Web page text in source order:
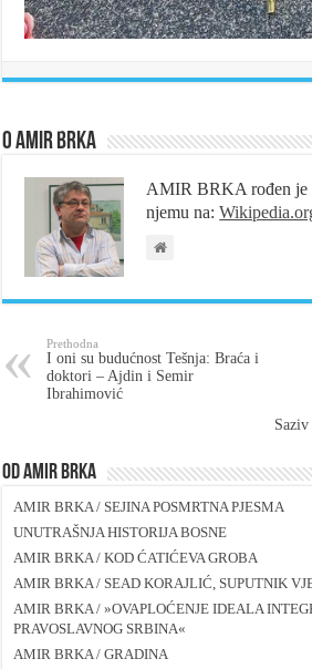
O Amir Brka
AMIR BRKA rođen je
njemu na:
Prethodna
I oni su budućnost Tešnja: Braća i
doktori – Ajdin i Semir
Ibrahimović
Od Amir Brka
AMIR BRKA / SEJINA POSMRTNA PJESMA
UNUTRAŠNJA HISTORIJA BOSNE
AMIR BRKA / KOD ĆATIĆEVA GROBA
AMIR BRKA / SEAD KORAJLIĆ, SUPUTNIK
AMIR BRKA / »OVAPLOĆENJE IDEALA
PRAVOSLAVNOG SRBINA«
AMIR BRKA / GRADINA